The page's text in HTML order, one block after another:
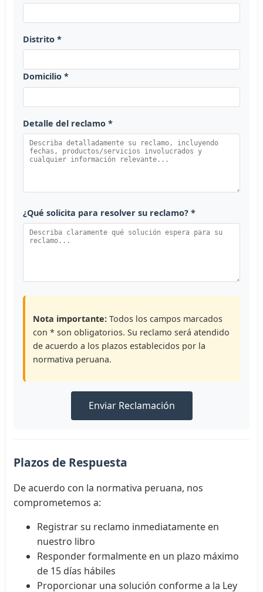
Distrito *
Domicilio *
Detalle del reclamo *
¿Qué solicita para resolver su reclamo? *
Nota importante:Todos los campos marcados
con * son obligatorios. Su reclamo será atendido
de acuerdo a los plazos establecidos por la
normativa peruana.
Enviar Reclamación
Plazos de Respuesta
De acuerdo con la normativa peruana, nos
comprometemos a:
Registrar su reclamo inmediatamente en
nuestro libro
Responder formalmente en un plazo máximo
de 15 días hábiles
Proporcionar una solución conforme a la Ley